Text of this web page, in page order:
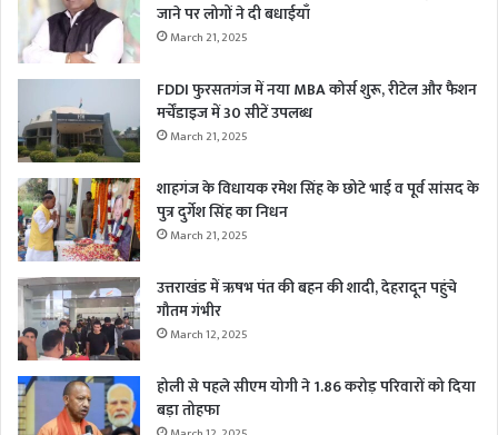
जाने पर लोगों ने दी बधाईयाँ
March 21, 2025
FDDI फुरसतगंज में नया MBA कोर्स शुरू, रीटेल और फैशन
मर्चेंडाइज में 30 सीटें उपलब्ध
March 21, 2025
शाहगंज के विधायक रमेश सिंह के छोटे भाई व पूर्व सांसद के
पुत्र दुर्गेश सिंह का निधन
March 21, 2025
उत्तराखंड में ऋषभ पंत की बहन की शादी, देहरादून पहुंचे
गौतम गंभीर
March 12, 2025
होली से पहले सीएम योगी ने 1.86 करोड़ परिवारों को दिया
बड़ा तोहफा